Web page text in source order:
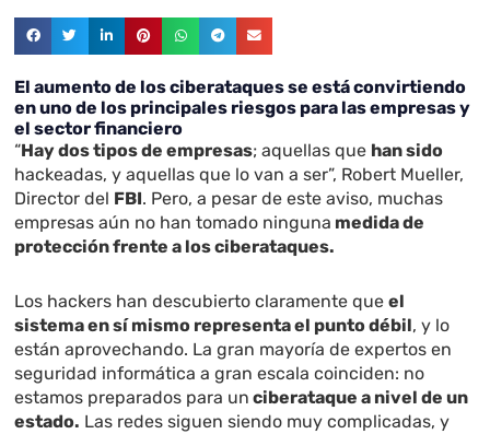
El aumento de los ciberataques se está convirtiendo
en uno de los principales riesgos para las empresas y
el sector financiero
“Hay dos tipos de empresas; aquellas que han sido
hackeadas, y aquellas que lo van a ser”, Robert Mueller,
Director del FBI. Pero, a pesar de este aviso, muchas
empresas aún no han tomado ninguna medida de
protección frente a los ciberataques.
Los hackers han descubierto claramente queel
sistema en sí mismo representa el punto débil, y lo
están aprovechando. La gran mayoría de expertos en
seguridad informática a gran escala coinciden: no
estamos preparados para un ciberataque a nivel de un
estado. Las redes siguen siendo muy complicadas, y